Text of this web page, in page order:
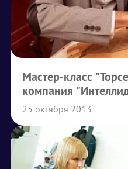
Мастер-класс
компания
25 октября 2013